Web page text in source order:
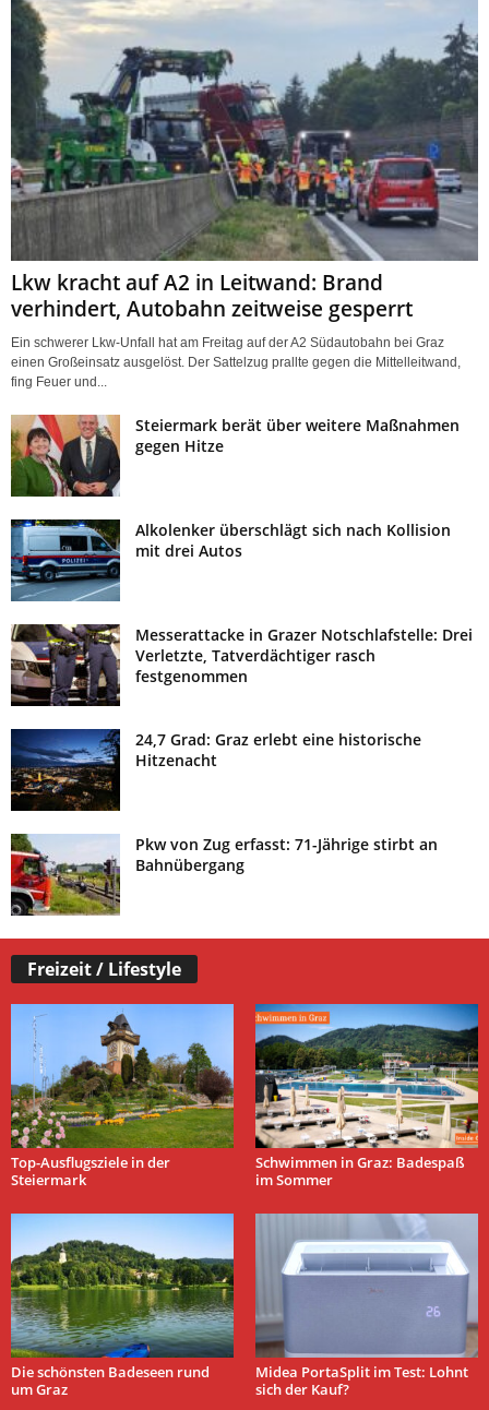
Lkw kracht auf A2 in Leitwand: Brand
verhindert, Autobahn zeitweise gesperrt
Ein schwerer Lkw-Unfall hat am Freitag auf der A2 Südautobahn bei Graz
einen Großeinsatz ausgelöst. Der Sattelzug prallte gegen die Mittelleitwand,
fing Feuer und...
Steiermark berät über weitere Maßnahmen
gegen Hitze
Alkolenker überschlägt sich nach Kollision
mit drei Autos
Messerattacke in Grazer Notschlafstelle: Drei
Verletzte, Tatverdächtiger rasch
festgenommen
24,7 Grad: Graz erlebt eine historische
Hitzenacht
Pkw von Zug erfasst: 71-Jährige stirbt an
Bahnübergang
Freizeit / Lifestyle
Top-Ausflugsziele in der
Steiermark
Schwimmen in Graz: Badespaß
im Sommer
Die schönsten Badeseen rund
um Graz
Midea PortaSplit im Test: Lohnt
sich der Kauf?